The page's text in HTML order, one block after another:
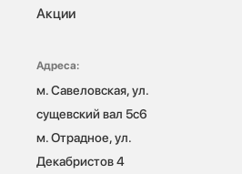
Акции
Адреса:
м. Савеловская, ул.
сущевский вал 5с6
м. Отрадное, ул.
Декабристов 4